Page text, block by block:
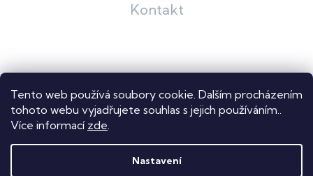
Tento web používá soubory cookie. Dalším procházením
tohoto webu vyjadřujete souhlas s jejich používáním..
Více informací zde.
Nastavení
Kontakt
Shoptet
Copyright 2026Dastech s.r.o.. Všechna práva vyhrazena.
Upravit nastavení cookies